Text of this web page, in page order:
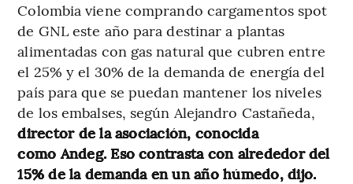
Colombia viene comprando cargamentos spot
de GNL este año para destinar a plantas
alimentadas con gas natural que cubren entre
el 25% y el 30% de la demanda de energía del
país para que se puedan mantener los niveles
de los embalses, según Alejandro Castañeda,
director de la asociación, conocida
como Andeg. Eso contrasta con alrededor del
15% de la demanda en un año húmedo, dijo.